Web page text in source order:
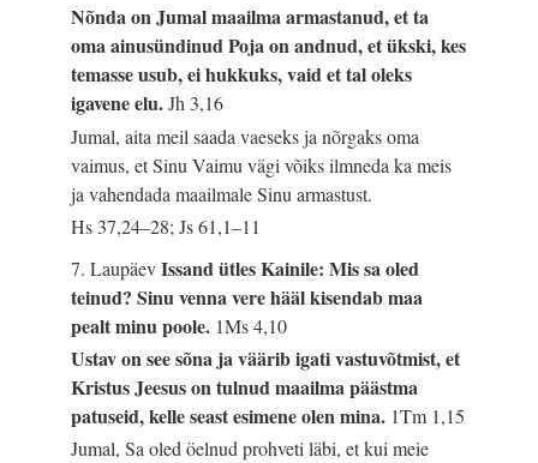
Nõnda on Jumal maailma armastanud, et ta
oma ainusündinud Poja on andnud, et ükski, kes
temasse usub, ei hukkuks, vaid et tal oleks
igavene elu.Jh 3,16
Jumal, aita meil saada vaeseks ja nõrgaks oma
vaimus, et Sinu Vaimu vägi võiks ilmneda ka meis
ja vahendada maailmale Sinu armastust.
Hs 37,24–28; Js 61,1–11
7. LaupäevIssand ütles Kainile: Mis sa oled
teinud? Sinu venna vere hääl kisendab maa
pealt minu poole. 1Ms 4,10
Ustav on see sõna ja väärib igati vastuvõtmist, et
Kristus Jeesus on tulnud maailma päästma
patuseid, kelle seast esimene olen mina. 1Tm 1,15
Jumal, Sa oled öelnud prohveti läbi, et kui meie